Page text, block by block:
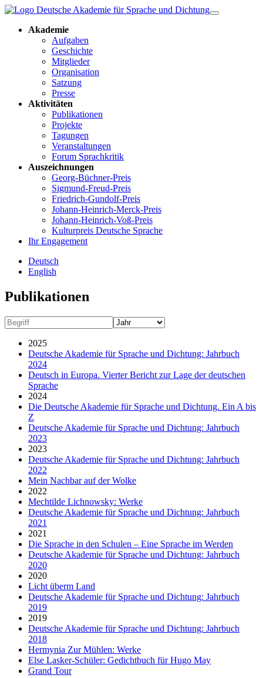
Akademie
Aufgaben
Geschichte
Mitglieder
Organisation
Satzung
Presse
Aktivitäten
Publikationen
Projekte
Tagungen
Veranstaltungen
Forum Sprachkritik
Auszeichnungen
Georg-Büchner-Preis
Sigmund-Freud-Preis
Friedrich-Gundolf-Preis
Johann-Heinrich-Merck-Preis
Johann-Heinrich-Voß-Preis
Kulturpreis Deutsche Sprache
Ihr Engagement
Deutsch
English
Publikationen
2025
Deutsche Akademie für Sprache und Dichtung: Jahrbuch
2024
Deutsch in Europa. Vierter Bericht zur Lage der deutschen
Sprache
2024
Die Deutsche Akademie für Sprache und Dichtung. Ein A bis
Z
Deutsche Akademie für Sprache und Dichtung: Jahrbuch
2023
2023
Deutsche Akademie für Sprache und Dichtung: Jahrbuch
2022
Mein Nachbar auf der Wolke
2022
Mechtilde Lichnowsky: Werke
Deutsche Akademie für Sprache und Dichtung: Jahrbuch
2021
2021
Die Sprache in den Schulen – Eine Sprache im Werden
Deutsche Akademie für Sprache und Dichtung: Jahrbuch
2020
2020
Licht überm Land
Deutsche Akademie für Sprache und Dichtung: Jahrbuch
2019
2019
Deutsche Akademie für Sprache und Dichtung: Jahrbuch
2018
Hermynia Zur Mühlen: Werke
Else Lasker-Schüler: Gedichtbuch für Hugo May
Grand Tour